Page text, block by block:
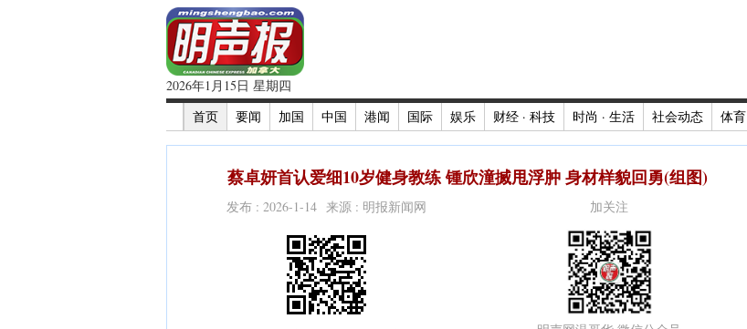
2026年1月15日 星期四
首页
要闻 加国 中国 港闻 国际 娱乐 财经 · 科技 时尚 · 生活 社会动态 体育
蔡卓妍首认爱细10岁健身教练 锺欣潼搣甩浮肿 身材样貌回勇(组图)
发布 : 2026-1-14 来源 : 明报新闻网 加关注